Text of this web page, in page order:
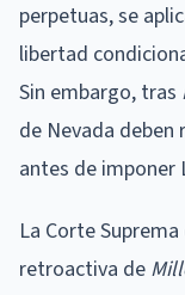
perpetuas, se
libertad
Sin embargo, tras
de Nevada deben
antes de imponer
La Corte
retroactiva de